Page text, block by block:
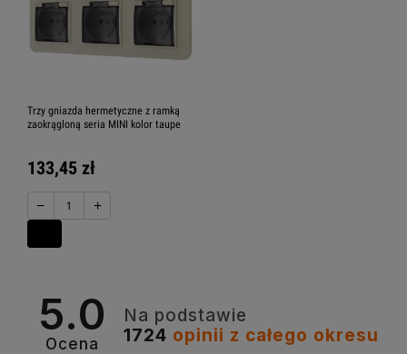
Trzy gniazda hermetyczne z ramką
zaokrągloną seria MINI kolor taupe
133,45 zł
− +
5.0
Ocena
Na podstawie
1724 opinii z całego okresu